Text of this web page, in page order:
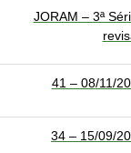
JORAM – 3ª
41 – 08/11/
34 – 15/09/